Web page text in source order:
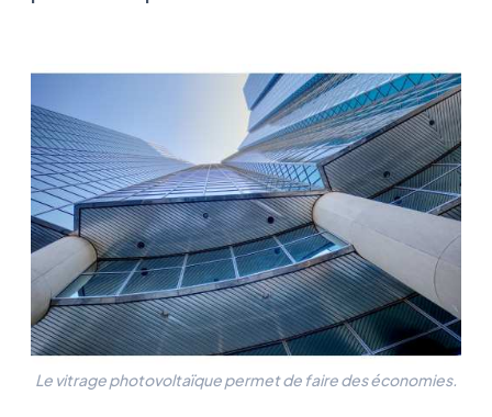
Le vitrage photovoltaïque permet de faire des économies.